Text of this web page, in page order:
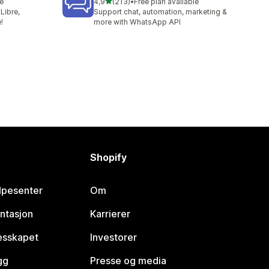
Totalt 213 omtaler
Support chat, automation, marketing &
more with WhatsApp API
Shopify
Om
Karrierer
Investorer
Presse og media